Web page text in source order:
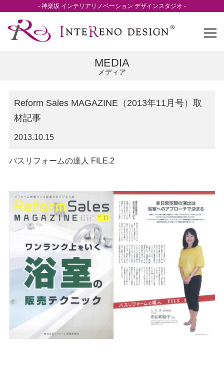
- 神楽坂 インテリアリノベーション デザインスタジオ -
MEDIA
メディア
Reform Sales MAGAZINE（2013年11月号）取
材記事
2013.10.15
バスリフォームの達人 FILE.2